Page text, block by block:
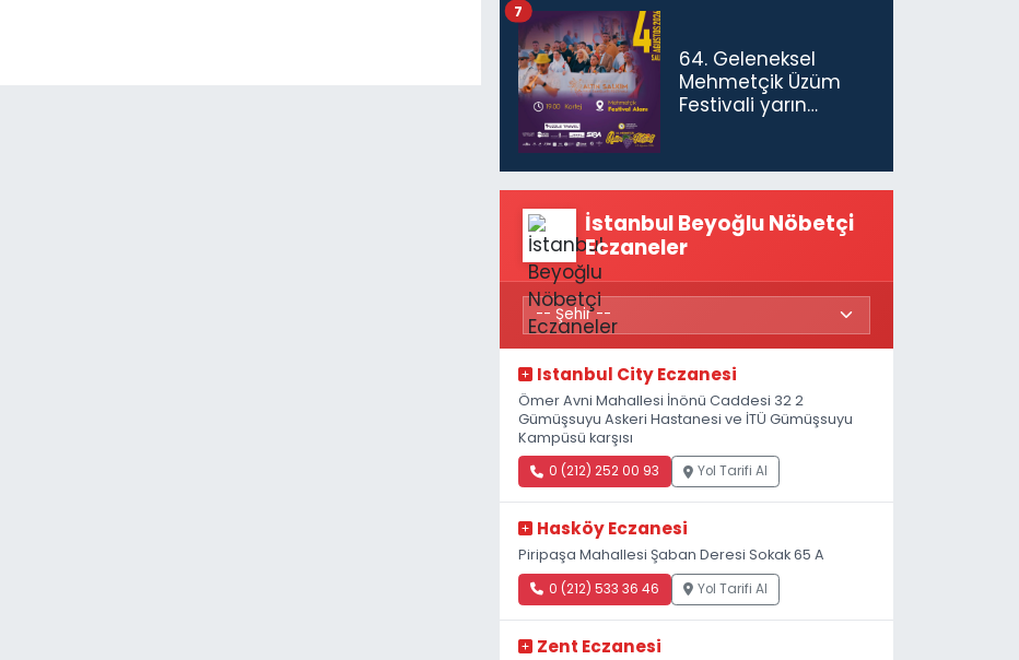
64. Geleneksel
Mehmetçik Üzüm
Festivali yarın
7
İstanbul Beyoğlu Nöbetçi
Eczaneler
Istanbul City Eczanesi
Ömer Avni Mahallesi İnönü Caddesi 32 2
Gümüşsuyu Askeri Hastanesi ve İTÜ Gümüşsuyu
Kampüsü karşısı
0 (212) 252 00 93 Yol Tarifi Al
Hasköy Eczanesi
Piripaşa Mahallesi Şaban Deresi Sokak 65 A
0 (212) 533 36 46 Yol Tarifi Al
Zent Eczanesi